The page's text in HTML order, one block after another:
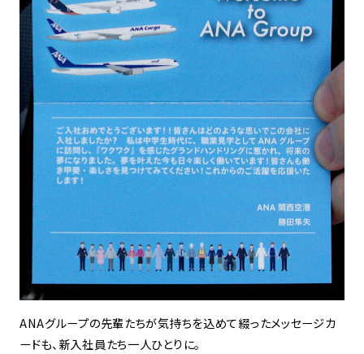
ANAグループの先輩たちが気持ちを込めて綴ったメッセージカ
ードも、新入社員たち一人ひとりに。